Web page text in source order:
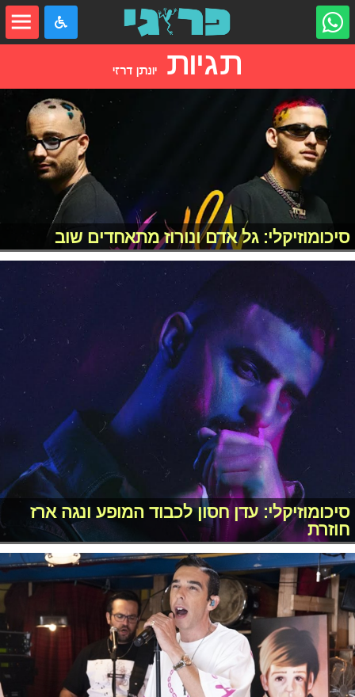
תגיות יונתן דרזי
סיכומוזיקלי: גל אדם ונורוז מתאחדים שוב
סיכומוזיקלי: עדן חסון לכבוד המופע ונגה ארז
חוזרת